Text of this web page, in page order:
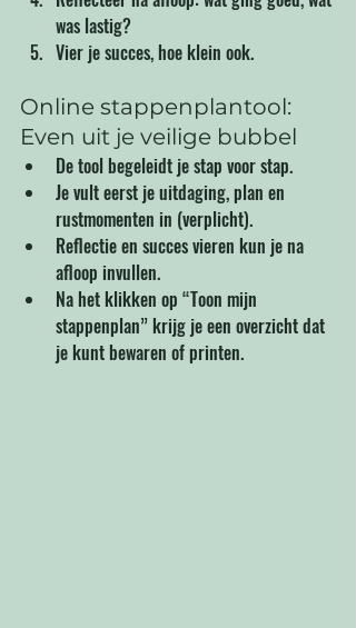
was lastig?
Vier je succes, hoe klein ook.
Online stappenplantool:
Even uit je veilige bubbel
De tool begeleidt je stap voor stap.
Je vult eerst je uitdaging, plan en
rustmomenten in (verplicht).
Reflectie en succes vieren kun je na
afloop invullen.
Na het klikken op “Toon mijn
stappenplan” krijg je een overzicht dat
je kunt bewaren of printen.